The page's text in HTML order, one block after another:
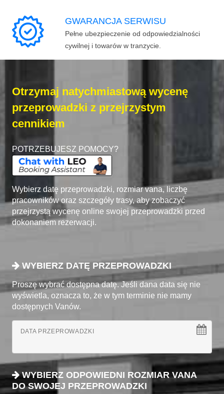
GWARANCJA SERWISU
Pełne ubezpieczenie od odpowiedzialności
cywilnej i towarów w tranzycie.
Otrzymaj natychmiastową wycenę
przeprowadzki z przejrzystym
cennikiem
POTRZEBUJESZ POMOCY?
Wybierz datę przeprowadzki, rozmiar vana, liczbę
pracowników oraz szczegóły trasy, aby zobaczyć
przejrzystą wycenę online swojej przeprowadzki przed
dokonaniem rezerwacji.
WYBIERZ DATĘ PRZEPROWADZKI
Proszę wybrać dostępna datę. Jeśli dana data się nie
wyświetla, oznacza to, że w tym terminie nie mamy
dostępnych Vanów.
DATA PRZEPROWADZKI
WYBIERZ ODPOWIEDNI ROZMIAR VANA
DO SWOJEJ PRZEPROWADZKI